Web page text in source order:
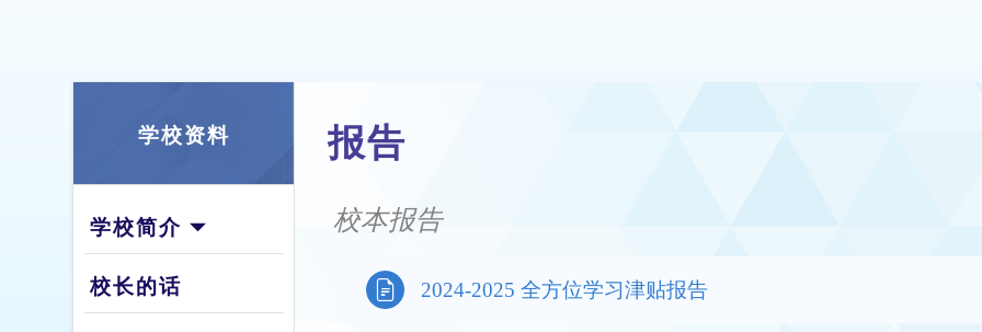
学校资料
学校简介
校长的话
报告
校本报告
 2024-2025 全方位学习津贴报告